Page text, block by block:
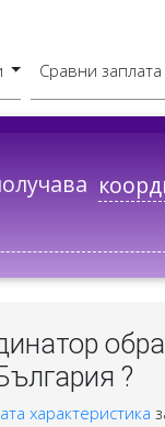
Сравни заплата
?
характеристика